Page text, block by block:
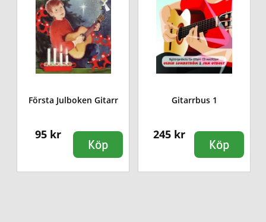
Första Julboken Gitarr
95 kr
Köp
Gitarrbus 1
245 kr
Köp